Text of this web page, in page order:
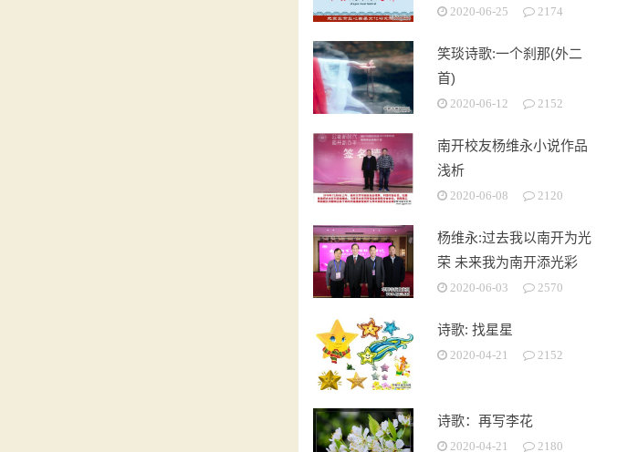
2020-06-25 2174
笑琰诗歌:一个刹那(外二
首)
2020-06-12 2152
南开校友杨维永小说作品
浅析
2020-06-08 2120
杨维永:过去我以南开为光
荣 未来我为南开添光彩
2020-06-03 2570
诗歌: 找星星
2020-04-21 2152
诗歌：再写李花
2020-04-21 2180